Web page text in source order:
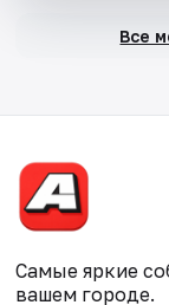
Все
Самые яркие
вашем городе.